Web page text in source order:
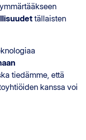
tällaisten
tiedämme, että
kanssa voi